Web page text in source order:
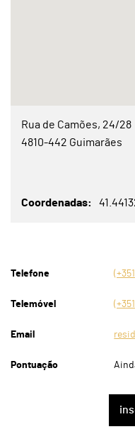
Rua de Camões, 24/28
4810-442 Guimarães
Coordenadas
Telefone
Telemóvel
Email
Pontuação